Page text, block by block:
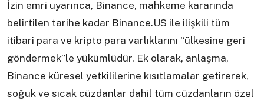
İzin emri uyarınca, Binance, mahkeme kararında
belirtilen tarihe kadar Binance.US ile ilişkili tüm
itibari para ve kripto para varlıklarını “ülkesine geri
göndermek”le yükümlüdür. Ek olarak, anlaşma,
Binance küresel yetkililerine kısıtlamalar getirerek,
soğuk ve sıcak cüzdanlar dahil tüm cüzdanların özel